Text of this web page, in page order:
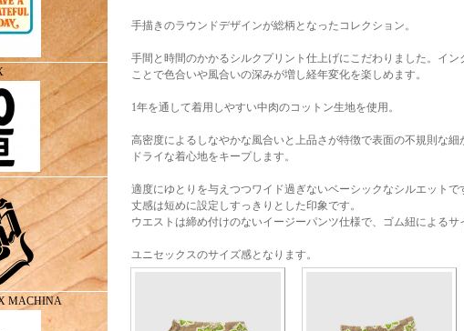
MACHINA
手描きのラウンドデザインが総柄となったコレクション。
手間と時間のかかるシルクプリント仕上げにこだわりました。イン
ことで色合いや風合いの深みが増し経年変化を楽しめます。
1年を通して着用しやすい中肉のコットン生地を使用。
高密度によるしなやかな風合いと上品さが特徴で表面の不規則な
ドライな着心地をキープします。
適度にゆとりを与えつつワイド過ぎないベーシックなシルエットで
丈感は短めに設定しすっきりとした印象です。
ウエストは締め付けのないイージーパンツ仕様で、ゴム紐によるサ
ユニセックスのサイズ感となります。